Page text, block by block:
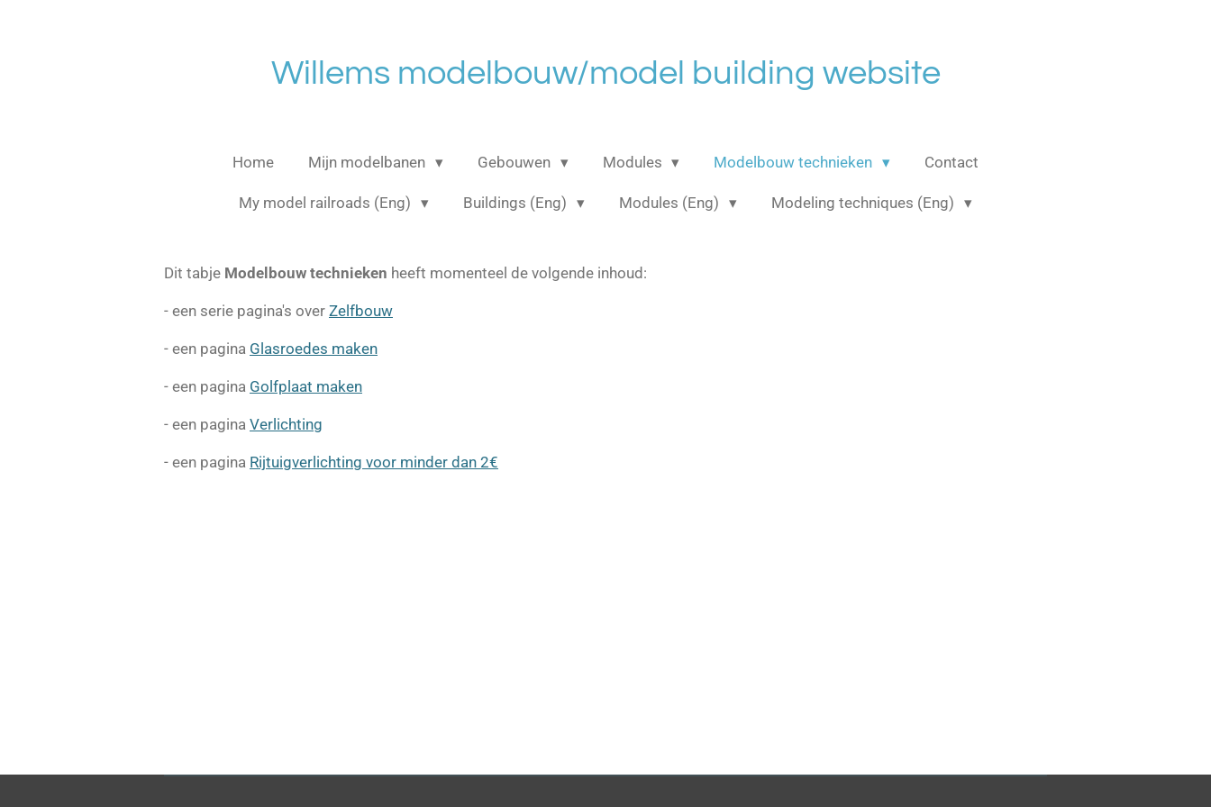
Willems modelbouw/model building website
Home Mijn modelbanen Gebouwen Modules Modelbouw technieken Contact
My model railroads (Eng) Buildings (Eng) Modules (Eng) Modeling techniques (Eng)
Dit tabje Modelbouw technieken heeft momenteel de volgende inhoud:
- een serie pagina's over Zelfbouw
- een pagina Glasroedes maken
- een pagina Golfplaat maken
- een pagina Verlichting
- een pagina Rijtuigverlichting voor minder dan 2€